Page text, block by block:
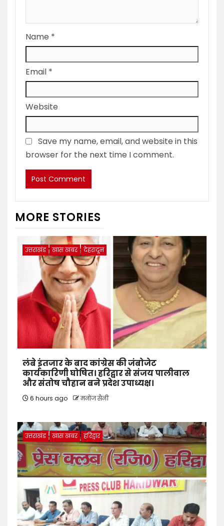
Name *
Email *
Website
Save my name, email, and website in this
browser for the next time I comment.
MORE STORIES
उत्तराखंड खास खबर देहरादून
लंबे इंतजार के बाद कांग्रेस की जंबोजेट
कार्यकारिणी घोषित। हरिद्वार से संजय पालीवाल
और संतोष चौहान बने प्रदेश उपाध्यक्ष।
6 hours ago मनोज सैनी
उत्तराखंड खास खबर हरिद्वार